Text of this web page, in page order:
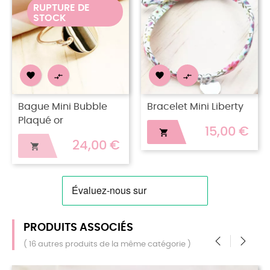
RUPTURE DE
STOCK
 
Bague Mini Bubble
Plaqué or
 24,00 €
 
Bracelet Mini Liberty
 15,00 €
PRODUITS ASSOCIÉS
( 16 autres produits de la même catégorie )
‹ ›